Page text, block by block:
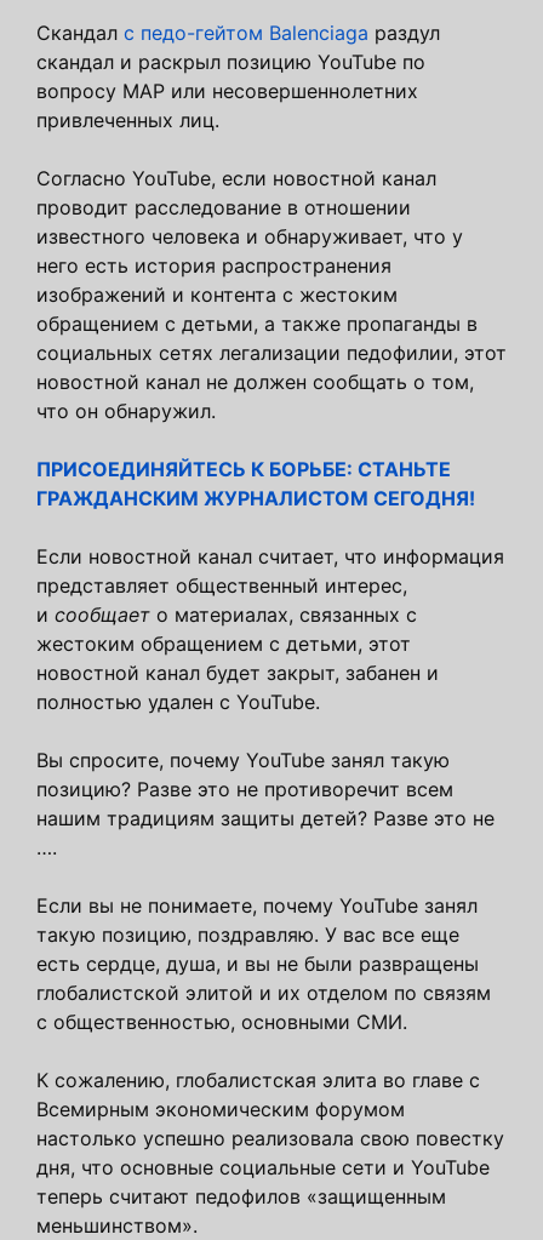
Скандал с педо-гейтом Balenciaga раздул
скандал и раскрыл позицию YouTube по
вопросу MAP или несовершеннолетних
привлеченных лиц.
Согласно YouTube, если новостной канал
проводит расследование в отношении
известного человека и обнаруживает, что у
него есть история распространения
изображений и контента с жестоким
обращением с детьми, а также пропаганды в
социальных сетях легализации педофилии, этот
новостной канал не должен сообщать о том,
что он обнаружил.
ПРИСОЕДИНЯЙТЕСЬ К БОРЬБЕ: СТАНЬТЕ
ГРАЖДАНСКИМ ЖУРНАЛИСТОМ СЕГОДНЯ!
Если новостной канал считает, что информация
представляет общественный интерес,
и сообщает о материалах, связанных с
жестоким обращением с детьми, этот
новостной канал будет закрыт, забанен и
полностью удален с YouTube.
Вы спросите, почему YouTube занял такую ​​
позицию? Разве это не противоречит всем
нашим традициям защиты детей? Разве это не
….
Если вы не понимаете, почему YouTube занял
такую ​​позицию, поздравляю. У вас все еще
есть сердце, душа, и вы не были развращены
глобалистской элитой и их отделом по связям
с общественностью, основными СМИ.
К сожалению, глобалистская элита во главе с
Всемирным экономическим форумом
настолько успешно реализовала свою повестку
дня, что основные социальные сети и YouTube
теперь считают педофилов «защищенным
меньшинством».